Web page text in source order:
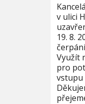
v ulici
19. 8.
Využít
pro
vstupu